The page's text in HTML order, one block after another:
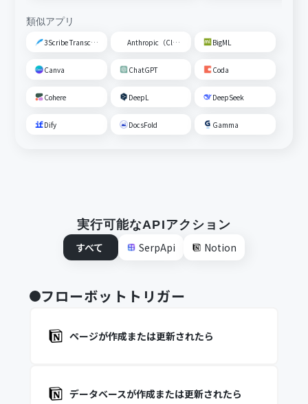
類似アプリ
3Scribe Transcription Anthropic（Claude） BigML
Canva ChatGPT Coda
Cohere DeepL DeepSeek
Dify DocsFold Gamma
実行可能なAPIアクション
すべて
SerpApi Notion
フローボットトリガー
ページが作成または更新されたら
データベースが作成または更新されたら